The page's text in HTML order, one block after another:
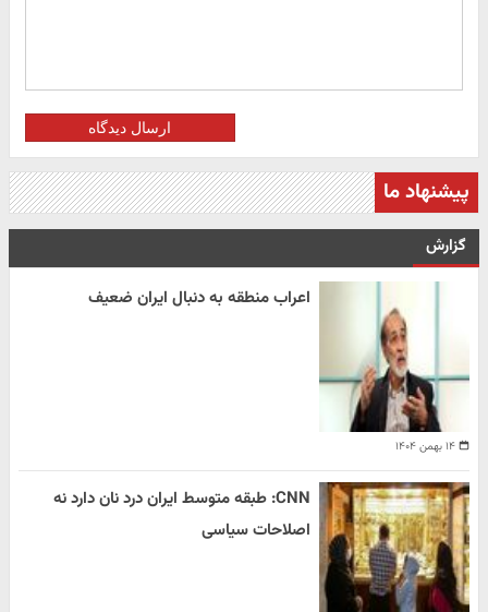
ارسال دیدگاه
پیشنهاد ما
گزارش
۱۴ بهمن ۱۴۰۴
اعراب منطقه به دنبال ایران ضعیف
CNN: طبقه متوسط ایران درد نان دارد نه
اصلاحات سیاسی